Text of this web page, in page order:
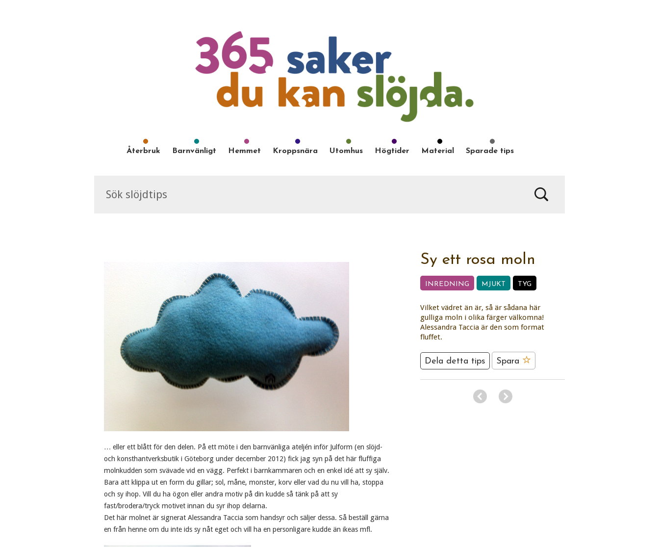
Återbruk Barnvänligt Hemmet Kroppsnära Utomhus Högtider Material Sparade tips
Sy ett rosa moln
INREDNING MJUKT TYG
Vilket vädret än är, så är sådana här
gulliga moln i olika färger välkomna!
Alessandra Taccia är den som format
fluffet.
Dela detta tips Spara
… eller ett blått för den delen. På ett möte i den barnvänliga ateljén inför Julform (en slöjd-
och konsthantverksbutik i Göteborg under december 2012) fick jag syn på det här fluffiga
molnkudden som svävade vid en vägg. Perfekt i barnkammaren och en enkel idé att sy själv.
Bara att klippa ut en form du gillar; sol, måne, monster, korv eller vad du nu vill ha, stoppa
och sy ihop. Vill du ha ögon eller andra motiv på din kudde så tänk på att sy
fast/brodera/tryck motivet innan du syr ihop delarna.
Det här molnet är signerat Alessandra Taccia som handsyr och säljer dessa. Så beställ gärna
en från henne om du inte ids sy nåt eget och vill ha en personligare kudde än ikeas mfl.